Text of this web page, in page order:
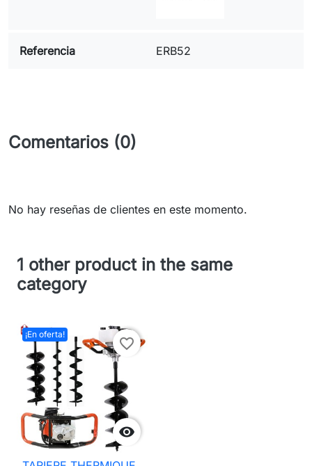
Referencia ERB52
Comentarios (0)
No hay reseñas de clientes en este momento.
1 other product in the same
category
¡En oferta!

favorite_border